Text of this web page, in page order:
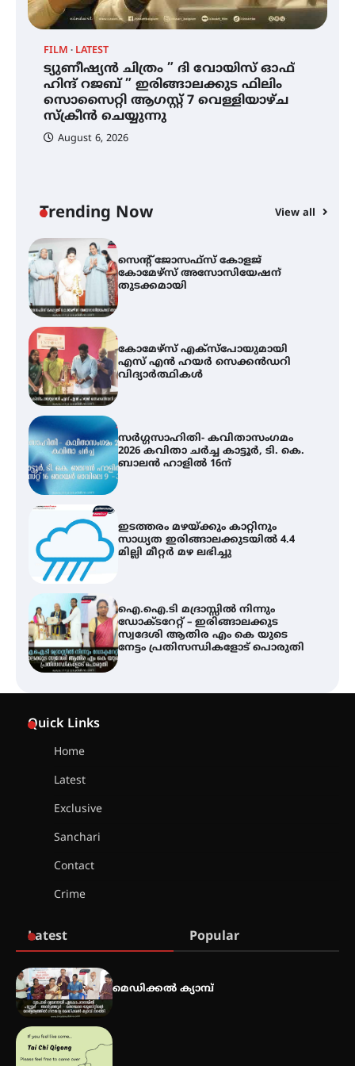
FILM LATEST
ട്യുണീഷ്യൻ ചിത്രം ” ദി വോയിസ് ഓഫ്
ഹിന്ദ് റജബ് ” ഇരിങ്ങാലക്കുട ഫിലിം
സൊസൈറ്റി ആഗസ്റ്റ് 7 വെള്ളിയാഴ്ച
സ്‌ക്രീൻ ചെയ്യുന്നു
August 6, 2026
Trending Now View all
സാധ്യത ഇരിങ്ങാലക്കുടയിൽ 4.4
മില്ലി മീറ്റർ മഴ ലഭിച്ചു
ഐ.ഐ.ടി മദ്രാസ്സിൽ നിന്നും
ഡോക്ടറേറ്റ് – ഇരിങ്ങാലക്കുട
സ്വദേശി ആതിര എം കെ യുടെ
നേട്ടം പ്രതിസന്ധികളോട് പൊരുതി
വെള്ളിയാഴ്ച സ്‌ക്രീൻ ചെയ്യുന്നു
സെന്റ് ജോസഫ്സ് കോളജ്
കോമേഴ്‌സ് അസോസിയേഷന്
തുടക്കമായി
കോമേഴ്സ് എക്സ്പോയുമായി
എസ് എൻ ഹയർ സെക്കൻഡറി
വിദ്യാർത്ഥികൾ
സർഗ്ഗസാഹിതി- കവിതാസംഗമം
2026 കവിതാ ചർച്ച കാട്ടൂർ, ടി. കെ.
ബാലൻ ഹാളിൽ 16ന്
ഇടത്തരം മഴയ്ക്കും കാറ്റിനും
സാധ്യത ഇരിങ്ങാലക്കുടയിൽ 4.4
മില്ലി മീറ്റർ മഴ ലഭിച്ചു
ഐ.ഐ.ടി മദ്രാസ്സിൽ നിന്നും
ഡോക്ടറേറ്റ് – ഇരിങ്ങാലക്കുട
സ്വദേശി ആതിര എം കെ യുടെ
നേട്ടം പ്രതിസന്ധികളോട് പൊരുതി
2026 കവിതാ ചർച്ച കാട്ടൂർ, ടി. കെ.
ബാലൻ ഹാളിൽ 16ന്
Quick Links
Home
Latest
Exclusive
Sanchari
Contact
Crime
Latest Popular
മെഡിക്കൽ ക്യാമ്പ്